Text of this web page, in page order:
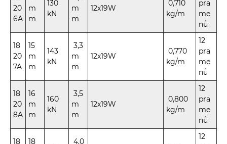
20
6A
m
m
130
kN
m
m
12x19W
0,710
kg/m
pra
me
nů
18
20
7A
15
m
m
143
kN
3,3
m
m
12x19W
0,770
kg/m
12
pra
me
nů
18
20
8A
16
m
m
160
kN
3,5
m
m
12x19W
0,800
kg/m
12
pra
me
nů
18
18
4,0
12